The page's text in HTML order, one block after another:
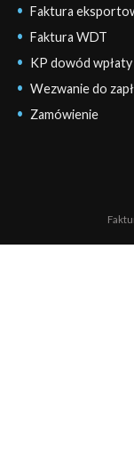
Faktura
Faktura WDT
KP dowód wpłaty
Wezwanie do
Zamówienie